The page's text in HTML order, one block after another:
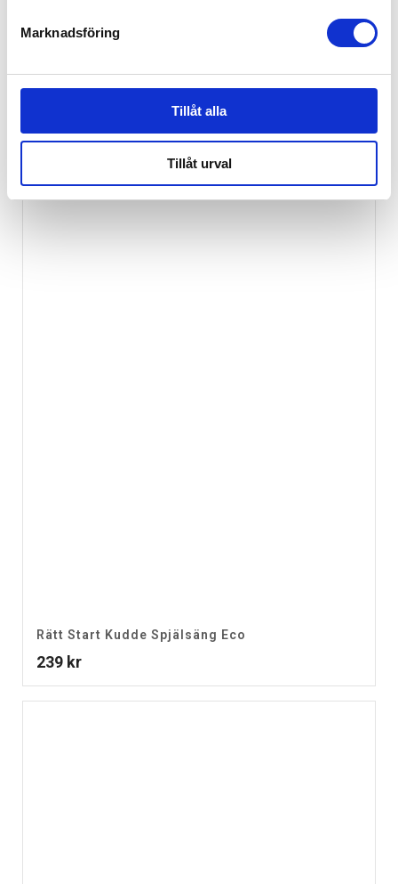
Marknadsföring
Tillåt alla
Tillåt urval
Britax Bed Rocker Vit
Rätt Start Kudde Spjälsäng Eco
239 kr